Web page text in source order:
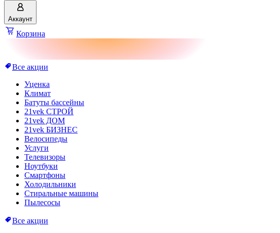
Аккаунт
Корзина
Все акции
Уценка
Климат
Батуты бассейны
21vek СТРОЙ
21vek ДОМ
21vek БИЗНЕС
Велосипеды
Услуги
Телевизоры
Ноутбуки
Смартфоны
Холодильники
Стиральные машины
Пылесосы
Все акции